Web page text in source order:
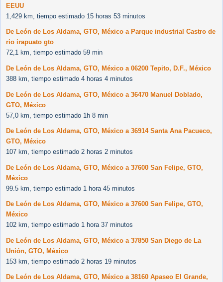
EEUU
1,429 km, tiempo estimado 15 horas 53 minutos
De León de Los Aldama, GTO, México a Parque industrial Castro de
rio irapuato gto
72,1 km, tiempo estimado 59 min
De León de Los Aldama, GTO, México a 06200 Tepito, D.F., México
388 km, tiempo estimado 4 horas 4 minutos
De León de Los Aldama, GTO, México a 36470 Manuel Doblado,
GTO, México
57,0 km, tiempo estimado 1h 8 min
De León de Los Aldama, GTO, México a 36914 Santa Ana Pacueco,
GTO, México
107 km, tiempo estimado 2 horas 2 minutos
De León de Los Aldama, GTO, México a 37600 San Felipe, GTO,
México
99.5 km, tiempo estimado 1 hora 45 minutos
De León de Los Aldama, GTO, México a 37600 San Felipe, GTO,
México
102 km, tiempo estimado 1 hora 37 minutos
De León de Los Aldama, GTO, México a 37850 San Diego de La
Unión, GTO, México
153 km, tiempo estimado 2 horas 19 minutos
De León de Los Aldama, GTO, México a 38160 Apaseo El Grande,